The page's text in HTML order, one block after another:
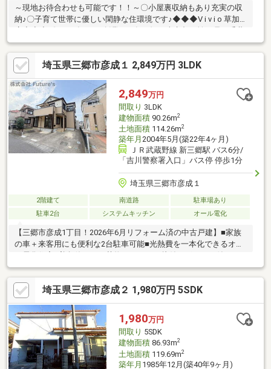
～現地お待合わせも可能です！！～〇小屋裏収納もあり充実の収
納♪〇子育て世帯に優しい閑静な住環境です♪◆◆◆V i v i o 草加
県で販売実績多数～経験豊富なエージェントと提携業者（FPな
ど）がサポートいたします！◎住宅ローンご相談ください♪ 低金
利×保障内容充実の金融機関ご紹介いたします！ 諸費用のお借入
れも可能です♪◇マイホーム購入は、一生の中でも大きな決断の
ひとつです。 専門的な知識だけでなく、「人と人とのつなが
り」や「心の通う対応」が何より大切だと、考えています。 お
気軽にお問合せください！
埼玉県三郷市彦成１ 2,849万円 3LDK
2,849万円
間取り 3LDK
建物面積90.26m2
土地面積114.26m2
築年月 2004年5月(築22年4ヶ月)
ＪＲ武蔵野線 新三郷駅 バス6分/
「吉川警察署入口」バス停 停歩1分
埼玉県三郷市彦成１
2階建て 南道路
駐車場あり
駐車2台
システムキッチン オール電化
【三郷市彦成1丁目！2026年6月リフォーム済の中古戸建】■家族
の車＋来客用にも便利な2台駐車可能■光熱費を一本化できるオー
チン・お風呂・トイレ・洗面台新品交換済みで気持ち良く新生活
を送れます■外壁塗装・白蟻点検済み■クロス・床材貼替済み【周
辺環境】■彦郷小学校・彦糸中学校エリア■バス停歩1分で駅への
アクセス良好◎≫ご見学希望の方【見学予約をする】をCLICK！
≫資料ご請求希望の方【資料請求をする】をCLICK！◆物件につ
いて気になる方【048-952-9800】フューチャーズまでお気軽にご
連絡下さい◆
埼玉県三郷市彦成２ 1,980万円 5SDK
1,980万円
間取り 5SDK
建物面積86.93m2
土地面積119.69m2
築年月 1985年12月(築40年9ヶ月)